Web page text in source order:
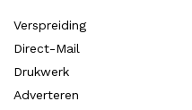
Verspreiding
Direct-Mail
Drukwerk
Adverteren